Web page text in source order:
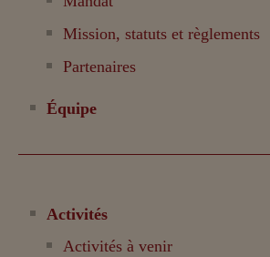
Mission, statuts et règlements
Partenaires
Équipe
Activités
Activités à venir